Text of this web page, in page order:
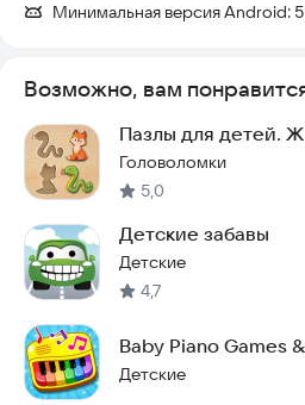
Минимальная версия Android: 5
Возможно, вам
Пазлы для детей.
Головоломки
5,0
Детские забавы
Детские
4,7
Baby Piano Games
Детские